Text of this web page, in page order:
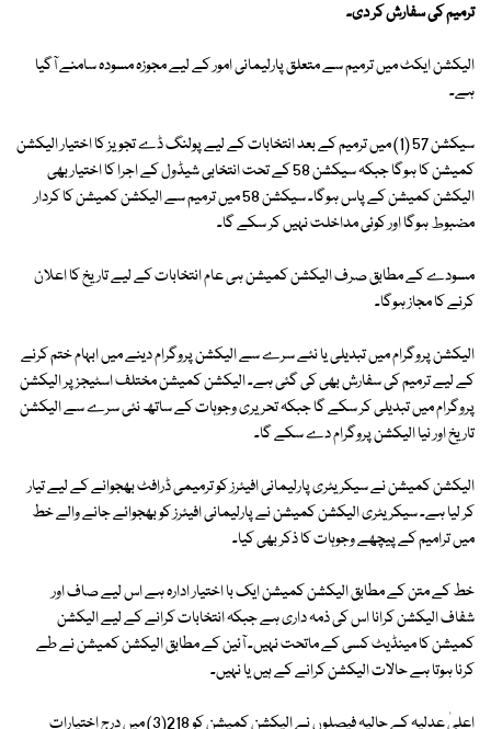
ترمیم کی سفارش کر دی۔
الیکشن ایکٹ میں ترمیم سے متعلق پارلیمانی امور کے لیے مجوزہ مسودہ سامنے آگیا
ہے۔
سیکشن 57 (1) میں ترمیم کے بعد انتخابات کے لیے پولنگ ڈے تجویز کا اختیار الیکشن
کمیشن کا ہوگا جبکہ سیکشن 58 کے تحت انتخابی شیڈول کے اجرا کا اختیار بھی
الیکشن کمیشن کے پاس ہوگا۔ سیکشن 58 میں ترمیم سے الیکشن کمیشن کا کردار
مضبوط ہوگا اور کوئی مداخلت نہیں کر سکے گا۔
مسودے کے مطابق صرف الیکشن کمیشن ہی عام انتخابات کے لیے تاریخ کا اعلان
کرنے کا مجاز ہوگا۔
الیکشن پروگرام میں تبدیلی یا نئے سرے سے الیکشن پروگرام دینے میں ابہام ختم کرنے
کے لیے ترمیم کی سفارش بھی کی گئی ہے۔ الیکشن کمیشن مختلف اسٹیجز پر الیکشن
پروگرام میں تبدیلی کر سکے گا جبکہ تحریری وجوہات کے ساتھ نئی سرے سے الیکشن
تاریخ اور نیا الیکشن پروگرام دے سکے گا۔
الیکشن کمیشن نے سیکریٹری پارلیمانی افیئرز کو ترمیمی ڈرافٹ بھجوانے کے لیے تیار
کر لیا ہے۔ سیکریٹری الیکشن کمیشن نے پارلیمانی افیئرز کو بھجوائے جانے والے خط
میں ترامیم کے پیچھے وجوہات کا ذکر بھی کیا۔
خط کے متن کے مطابق الیکشن کمیشن ایک با اختیار ادارہ ہے اس لیے صاف اور
شفاف الیکشن کرانا اس کی ذمہ داری ہے جبکہ انتخابات کرانے کے لیے الیکشن
کمیشن کا مینڈیٹ کسی کے ماتحت نہیں۔ آئین کے مطابق الیکشن کمیشن نے طے
کرنا ہوتا ہے حالات الیکشن کرانے کے ہیں یا نہیں۔
اعلیٰ عدلیہ کے حالیہ فیصلوں نے الیکشن کمیشن کو 218(3) میں درج اختیارات